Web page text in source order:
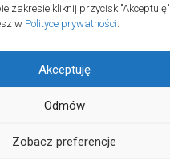
zakresie kliknij przycisk
w Polityce prywatności.
Akceptuję
Odmów
Zobacz preferencje
© 2026. All Rights